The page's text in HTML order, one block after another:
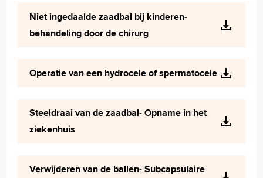
Polski
Türkçe
Niet ingedaalde zaadbal bij kinderen-
behandeling door de chirurg
Operatie van een hydrocele of spermatocele
Steeldraai van de zaadbal- Opname in het
ziekenhuis
Verwijderen van de ballen- Subcapsulaire